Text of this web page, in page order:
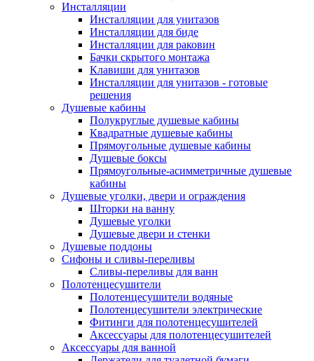
Инсталляции
Инсталляции для унитазов
Инсталляции для биде
Инсталляции для раковин
Бачки скрытого монтажа
Клавиши для унитазов
Инсталляции для унитазов - готовые
решения
Душевые кабины
Полукруглые душевые кабины
Квадратные душевые кабины
Прямоугольные душевые кабины
Душевые боксы
Прямоугольные-асимметричные душевые
кабины
Душевые уголки, двери и ограждения
Шторки на ванну
Душевые уголки
Душевые двери и стенки
Душевые поддоны
Сифоны и сливы-переливы
Сливы-переливы для ванн
Полотенцесушители
Полотенцесушители водяные
Полотенцесушители электрические
Фитинги для полотенцесушителей
Аксессуары для полотенцесушителей
Аксессуары для ванной